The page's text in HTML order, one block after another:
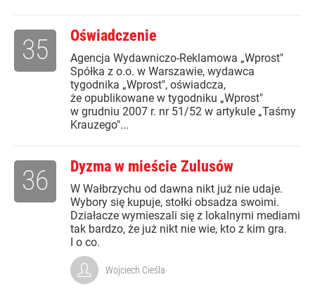
Oświadczenie
Agencja Wydawniczo-Reklamowa „Wprost"
Spółka z o.o. w Warszawie, wydawca
tygodnika „Wprost", oświadcza,
że opublikowane w tygodniku „Wprost"
w grudniu 2007 r. nr 51/52 w artykule „Taśmy
Krauzego"...
35
Dyzma w mieście Zulusów
W Wałbrzychu od dawna nikt już nie udaje.
Wybory się kupuje, stołki obsadza swoimi.
Działacze wymieszali się z lokalnymi mediami
tak bardzo, że już nikt nie wie, kto z kim gra.
I o co.
36
Wojciech Cieśla